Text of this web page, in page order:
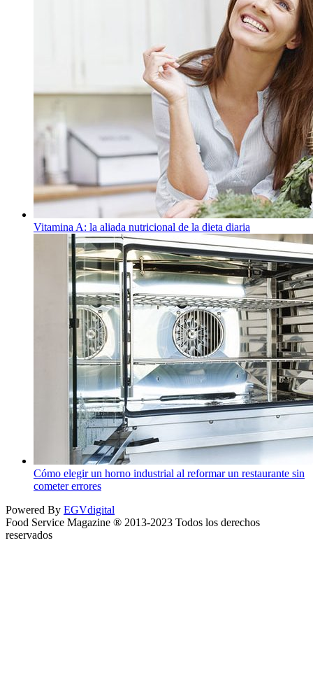
Vitamina A: la aliada nutricional de la dieta diaria
Cómo elegir un horno industrial al reformar un restaurante sin
cometer errores
Powered By EGVdigital
Food Service Magazine ® 2013-2023 Todos los derechos
reservados